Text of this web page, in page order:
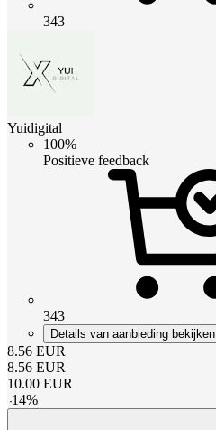
343
Yuidigital
100%
Positieve feedback
343
Details van aanbieding bekijken
8.56 EUR
8.56 EUR
10.00 EUR
-14%